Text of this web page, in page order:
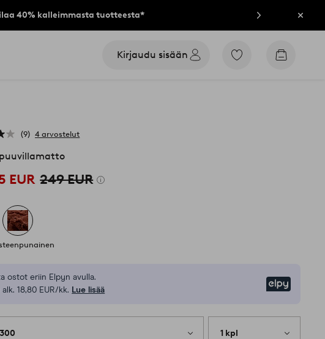
40% kalleimmasta tuotteesta* Sulje
Kirjaudu sisään
Siirry
Siirry
9 4 arvostelut
puuvillamatto
EUR 249 EUR
ostot eriin Elpyn avulla.
alk. 18,80 EUR/kk. Lue lisää
1 kpl